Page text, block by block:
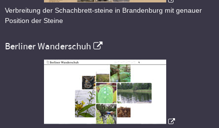
Verbreitung der Schachbrett-steine in Brandenburg mit genauer
Position der Steine
Berliner Wanderschuh